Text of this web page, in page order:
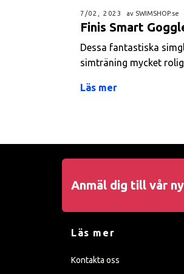
7/02, 2023 av SWIMSHOP.se
Finis Smart
Dessa fantastiska
simträning mycket
Läs mer
Anmäl dig till vår
Läs mer
Kontakta oss